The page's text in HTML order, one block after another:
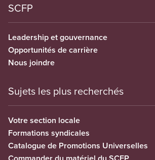
SCFP
Leadership et gouvernance
Opportunités de carrière
Nous joindre
Sujets les plus recherchés
Votre section locale
Formations syndicales
Catalogue de Promotions Universelles